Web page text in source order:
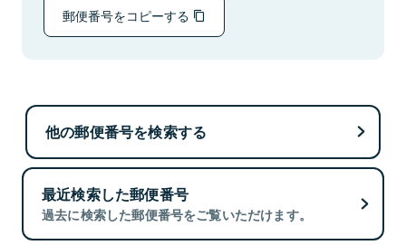
郵便番号をコピーする
他の郵便番号を検索する
最近検索した郵便番号
過去に検索した郵便番号をご覧いただけます。